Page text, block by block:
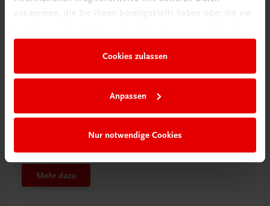
zusammen, die Sie ihnen bereitgestellt haben oder die sie
Cookies zulassen
Anpassen
Nur notwendige Cookies
Ratgeber Schulpraxis
Mehr dazu